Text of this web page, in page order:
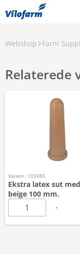
Webshop Farm
Relaterede
Varenr. 103085
Ekstra latex sut
beige 100 mm.